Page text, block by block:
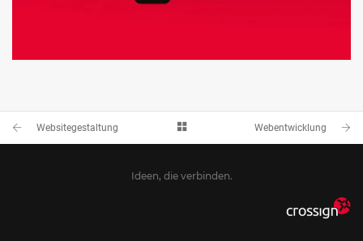
GESTALTUNG & KONZEPTION
Websitegestaltung Webentwicklung
Ideen, die verbinden.